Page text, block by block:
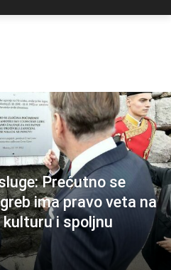
Prećutno se
ima pravo veta na
i spoljnu